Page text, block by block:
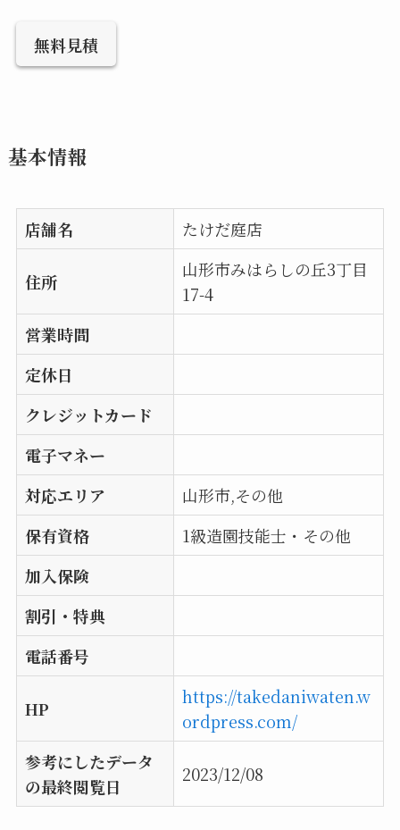
無料見積
基本情報
店舗名 たけだ庭店
住所
山形市みはらしの丘3丁目
17-4
営業時間
定休日
クレジットカード
電子マネー
対応エリア
山形市,その他
保有資格
1級造園技能士・その他
加入保険
割引・特典
電話番号
HP
https://takedaniwaten.w
ordpress.com/
参考にしたデータ
の最終閲覧日
2023/12/08